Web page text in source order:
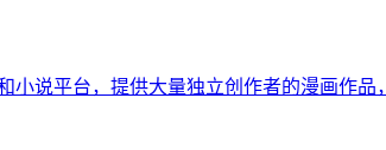
小说平台，提供大量独立创作者的漫画作